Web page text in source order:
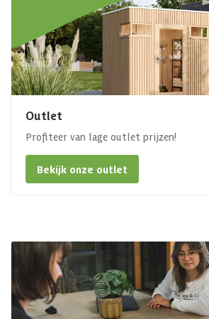
Outlet
Profiteer van lage outlet prijzen!
Bekijk onze outlet